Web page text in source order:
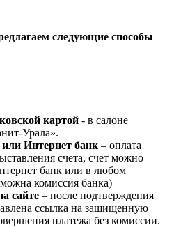
следующие способы
картой - в салоне
Урала».
Интернет банк – оплата
счета, счет можно
банк или в любом
комиссия банка)
сайте – после подтверждения
ссылка на защищенную
платежа без комиссии.